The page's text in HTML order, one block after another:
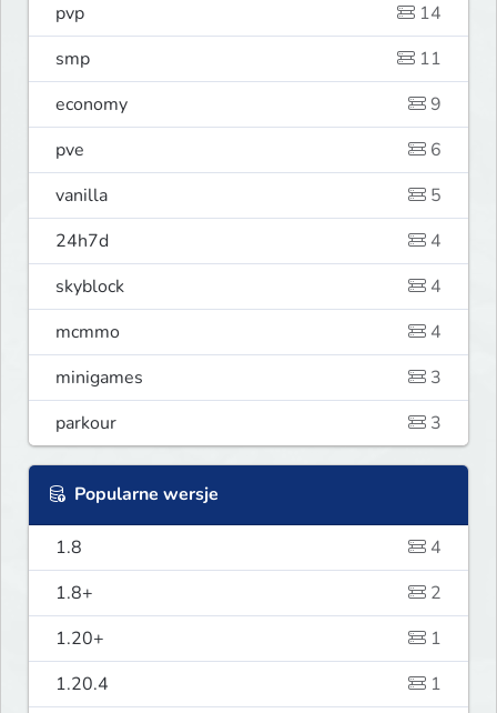
pvp
14
smp
11
economy
9
pve
6
vanilla
5
24h7d
4
skyblock
4
mcmmo
4
minigames
3
parkour
3
Popularne wersje
1.8
4
1.8+
2
1.20+
1
1.20.4
1